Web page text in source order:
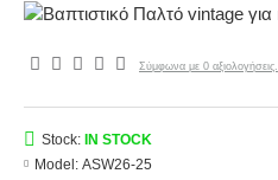
Σύμφωνα με 0 αξιολογήσεις.
Stock: IN STOCK
Model: ASW26-25